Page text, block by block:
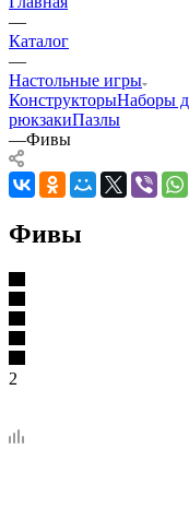
—
Каталог
—
Настольные игры
КонструкторыНаборы
рюкзакиПазлы
—Фивы
Фивы
2